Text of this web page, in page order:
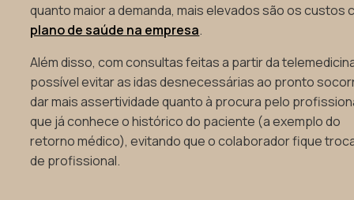
quanto maior a demanda, mais elevados são os custos
plano de saúde na empresa.
Além disso, com consultas feitas a partir da
possível evitar as idas desnecessárias ao pronto
dar mais assertividade quanto à procura pelo
que já conhece o histórico do paciente (a exemplo do
retorno médico), evitando que o colaborador fique
de profissional.